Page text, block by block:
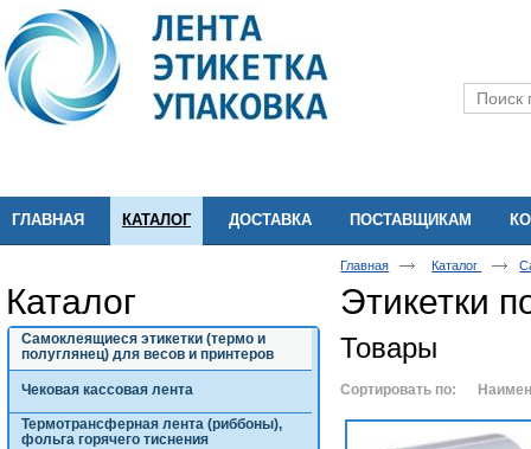
ГЛАВНАЯ КАТАЛОГ ДОСТАВКА ПОСТАВЩИКАМ
Каталог
Самоклеящиеся этикетки (термо и
полуглянец) для весов и принтеров
Чековая кассовая лента
Термотрансферная лента (риббоны),
фольга горячего тиснения
Главная Каталог
Этикетки
Товары
Сортировать по: